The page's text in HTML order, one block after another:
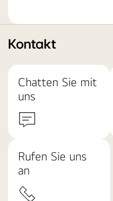
Kontakt
Chatten Sie mit
uns
Rufen Sie uns
an